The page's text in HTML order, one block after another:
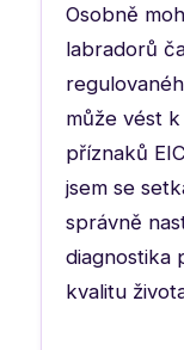
Osobně
labradorů
může vést
příznaků
jsem se
správně
diagnostika
kvalitu